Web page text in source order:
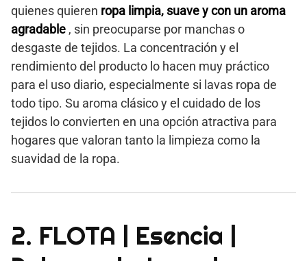
quienes quieren ropa limpia, suave y con un aroma
agradable , sin preocuparse por manchas o
desgaste de tejidos. La concentración y el
rendimiento del producto lo hacen muy práctico
para el uso diario, especialmente si lavas ropa de
todo tipo. Su aroma clásico y el cuidado de los
tejidos lo convierten en una opción atractiva para
hogares que valoran tanto la limpieza como la
suavidad de la ropa.
2. FLOTA | Esencia |